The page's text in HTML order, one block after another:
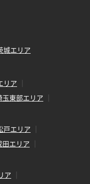
城エリア
リア
玉東部エリア
戸エリア
田エリア
ア